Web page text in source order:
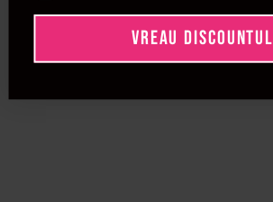
VREAU DISCOUNTUL